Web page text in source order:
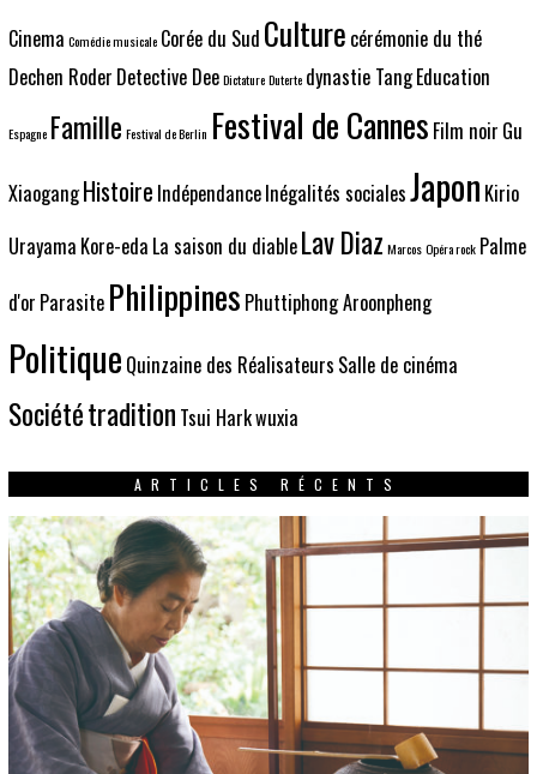
Cinema Comédie musicale Corée du Sud Culture cérémonie du thé
Dechen Roder Detective Dee Dictature Duterte dynastie TangEducation
Espagne Famille Festival de Berlin Festival de Cannes Film noir Gu
XiaogangHistoire IndépendanceInégalités socialesJapon Kirio
Urayama Kore-eda La saison du diableLav Diaz Marcos Opéra rock Palme
d'or Parasite Philippines Phuttiphong Aroonpheng
Politique Quinzaine des Réalisateurs Salle de cinéma
Sociététradition Tsui Harkwuxia
ARTICLES RÉCENTS